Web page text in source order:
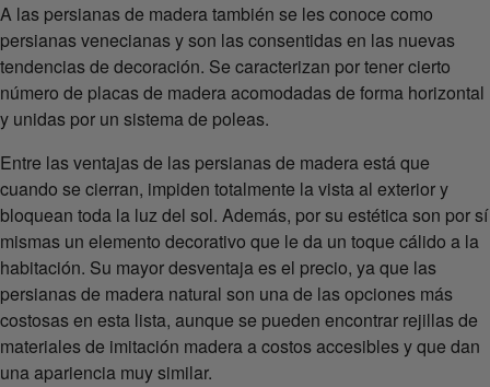
A las persianas de madera también se les conoce como
persianas venecianas y son las consentidas en las nuevas
tendencias de decoración. Se caracterizan por tener cierto
número de placas de madera acomodadas de forma horizontal
y unidas por un sistema de poleas.
Entre las ventajas de las persianas de madera está que
cuando se cierran, impiden totalmente la vista al exterior y
bloquean toda la luz del sol. Además, por su estética son por sí
mismas un elemento decorativo que le da un toque cálido a la
habitación. Su mayor desventaja es el precio, ya que las
persianas de madera natural son una de las opciones más
costosas en esta lista, aunque se pueden encontrar rejillas de
materiales de imitación madera a costos accesibles y que dan
una apariencia muy similar.